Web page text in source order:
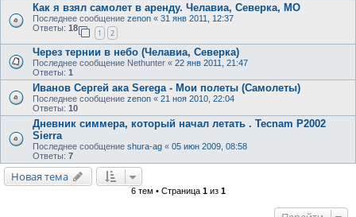
Как я взял самолет в аренду. Челавиа, Северка, МО
Последнее сообщение zenon « 31 янв 2011, 12:37
Ответы: 18
1 2
Через тернии в небо (Челавиа, Северка)
Последнее сообщение Nethunter « 22 янв 2011, 21:47
Ответы: 1
Иванов Сергей ака Serega - Мои полеты (Самолеты)
Последнее сообщение zenon « 21 ноя 2010, 22:04
Ответы: 10
Дневник симмера, который начал летать . Tecnam P2002
Sierra
Последнее сообщение shura-ag « 05 июн 2009, 08:58
Ответы: 7
Новая тема
6 тем • Страница 1из 1